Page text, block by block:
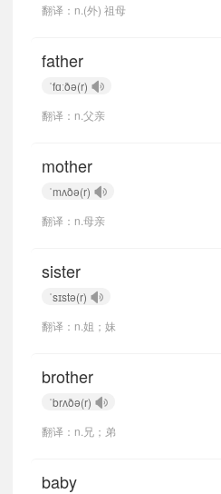
翻译：n.(外) 祖母
father
ˈfɑːðə(r)
翻译：n.父亲
mother
ˈmʌðə(r)
翻译：n.母亲
sister
ˈsɪstə(r)
翻译：n.姐；妹
brother
ˈbrʌðə(r)
翻译：n.兄；弟
baby